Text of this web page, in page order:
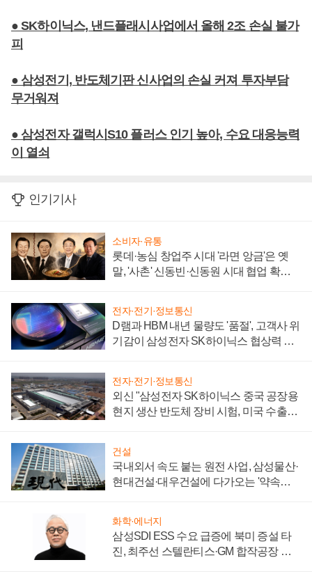
● SK하이닉스, 낸드플래시사업에서 올해 2조 손실 불가
피
● 삼성전기, 반도체기판 신사업의 손실 커져 투자부담
무거워져
● 삼성전자 갤럭시S10 플러스 인기 높아, 수요 대응능력
이 열쇠
인기기사
소비자·유통
롯데·농심 창업주 시대 '라면 앙금'은 옛
말, '사촌' 신동빈·신동원 시대 협업 확대
전자·전기·정보통신
D램과 HBM 내년 물량도 '품절', 고객사 위
기감이 삼성전자 SK하이닉스 협상력 더
전자·전기·정보통신
외신 "삼성전자 SK하이닉스 중국 공장용
현지 생산 반도체 장비 시험, 미국 수출통
건설
국내외서 속도 붙는 원전 사업, 삼성물산·
현대건설·대우건설에 다가오는 '약속의
화학·에너지
삼성SDI ESS 수요 급증에 북미 증설 타
진, 최주선 스텔란티스·GM 합작공장 건